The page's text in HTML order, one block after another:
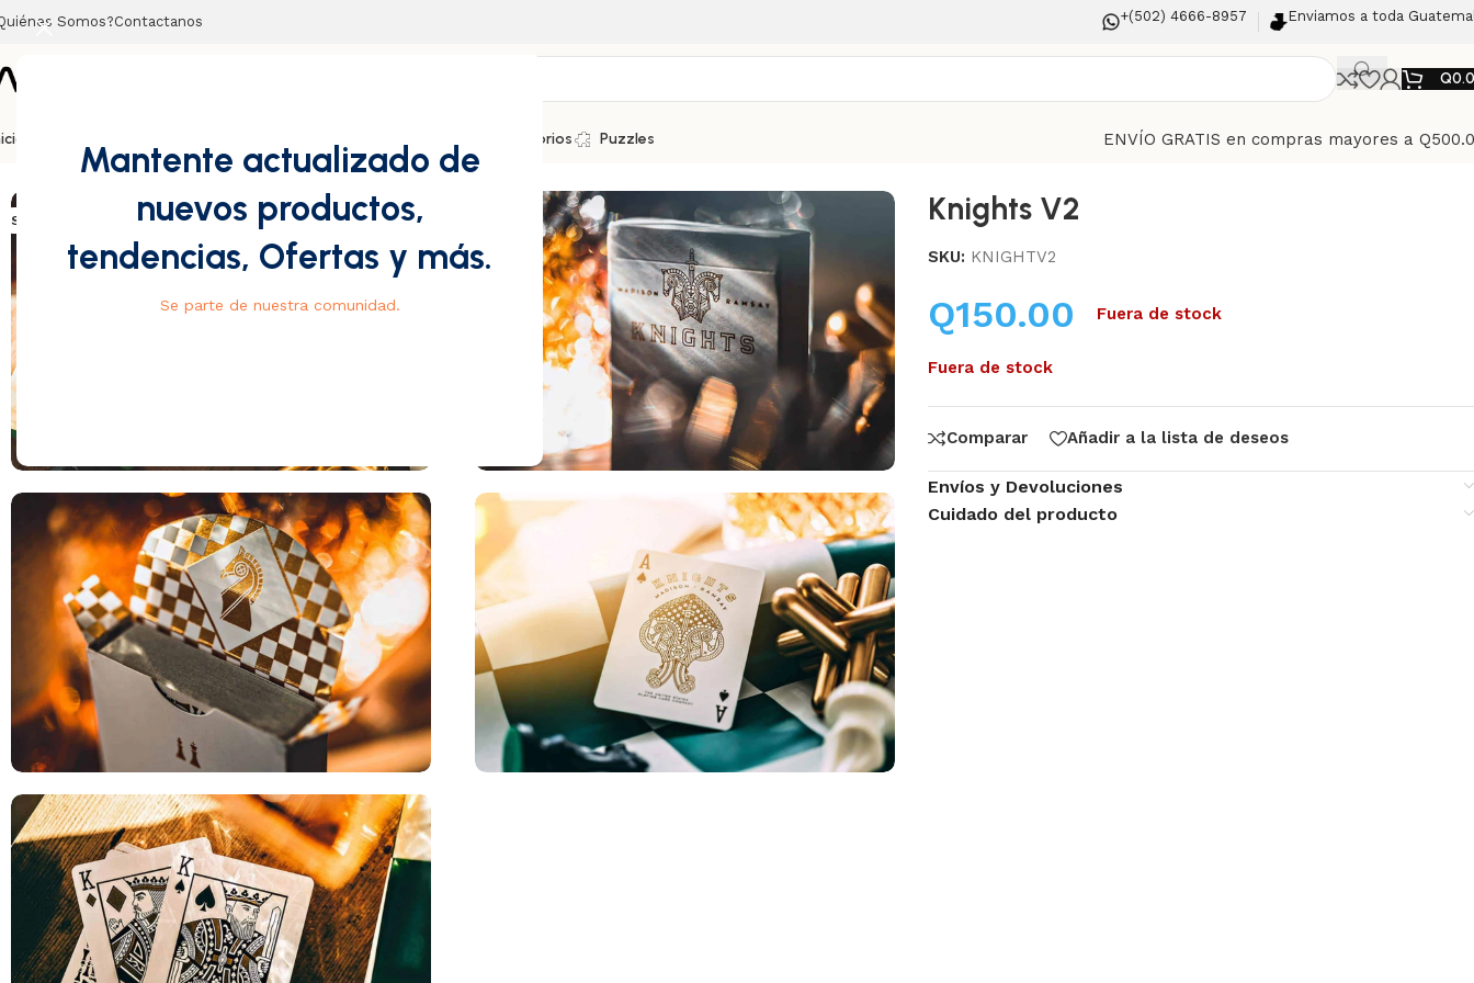
Mantente actualizado de
nuevos productos,
tendencias, Ofertas y más.
Se parte de nuestra comunidad.
Somos?Contactanos +(502) 4666-8957 Enviamos a toda
Q
Accesorios Puzzles
ENVÍO GRATIS en compras mayores a
Barajas/Coleccionistas /Knights V2
SOLD OUT Knights V2
SKU: KNIGHTV2
Q150.00 Fuera de stock
Fuera de stock
Comparar Añadir a la lista de deseos
Envíos y Devoluciones
Cuidado del producto